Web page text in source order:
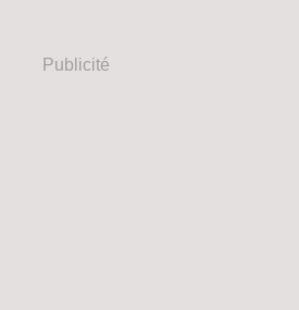
Publicité